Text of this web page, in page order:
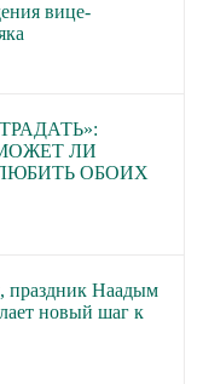
вице-
ЛИ
ОБОИХ
праздник Наадым
новый шаг к